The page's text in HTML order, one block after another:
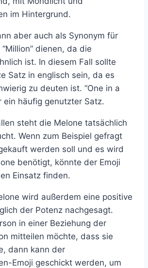
im Hintergrund.
aber auch als Synonym für
dienen, da die
ist. In diesem Fall sollte
Satz in englisch sein, da es
zu deuten ist. “One in a
ein häufig genutzter Satz.
steht die Melone tatsächlich
Wenn zum Beispiel gefragt
werden soll und es wird
benötigt, könnte der Emoji
Einsatz finden.
wird außerdem eine positive
der Potenz nachgesagt.
in einer Beziehung der
mitteilen möchte, dass sie
dann kann der
Emoji geschickt werden, um